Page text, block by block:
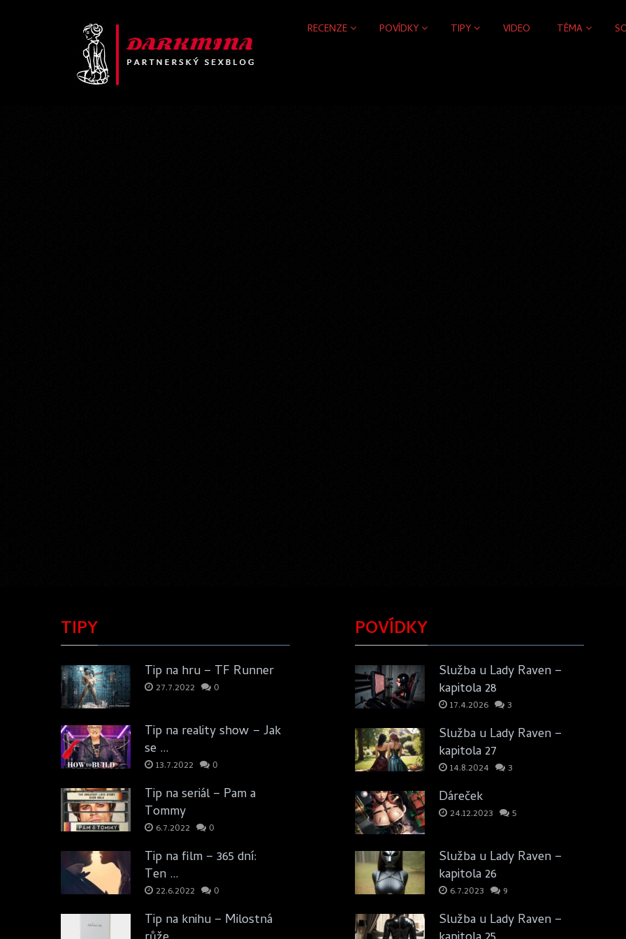
RECENZE POVÍDKY TIPY VIDEO TÉMA
TIPY
Tip na hru – TF Runner
27.7.2022 0
Tip na reality show – Jak
se …
13.7.2022 0
Tip na seriál – Pam a
Tommy
6.7.2022 0
Tip na film – 365 dní:
Ten …
22.6.2022 0
Tip na knihu – Milostná
POVÍDKY
Služba u Lady Raven –
kapitola 28
17.4.2026 3
Služba u Lady Raven –
kapitola 27
14.8.2024 3
Dáreček
24.12.2023 5
Služba u Lady Raven –
kapitola 26
6.7.2023 9
Služba u Lady Raven –